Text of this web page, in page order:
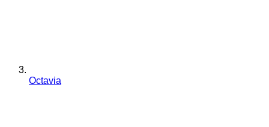
Octavia